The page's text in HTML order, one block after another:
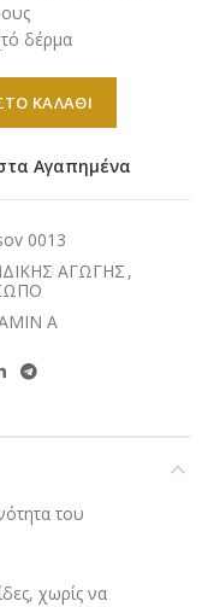
δέρμα
ΚΑΛΆΘΙ
Αγαπημένα
0013
ΑΓΩΓΗΣ ,
A
του
χωρίς να